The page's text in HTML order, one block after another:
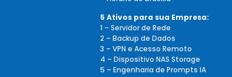
5 Ativos para sua Empresa:
1 – Servidor de Rede
2 – Backup de Dados
3 – VPN e Acesso Remoto
4 – Dispositivo NAS Storage
5 – Engenharia de Prompts IA